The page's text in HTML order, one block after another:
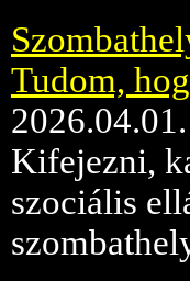
Tudom,
2026.04.01.
Kifejezni,
szociális